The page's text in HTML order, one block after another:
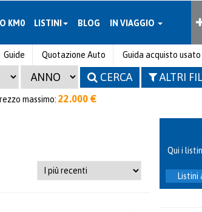
KM0 LISTINI BLOG IN VIAGGIO
Guide Quotazione Auto Guida acquisto usato
CERCA ALTRI
massimo: 22.000 €
Qui i